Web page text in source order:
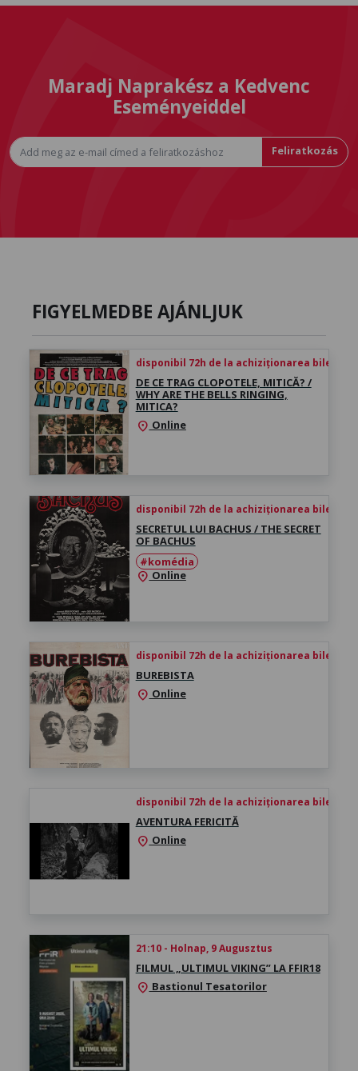
Maradj Naprakész a Kedvenc
Eseményeiddel
Feliratkozás
FIGYELMEDBE AJÁNLJUK
disponibil 72h de la achiziționarea biletului
DE CE TRAG CLOPOTELE, MITICĂ? /
WHY ARE THE BELLS RINGING,
MITICA?
location_on Online
disponibil 72h de la achiziționarea biletului
SECRETUL LUI BACHUS / THE SECRET
OF BACHUS
#komédia
location_on Online
disponibil 72h de la achiziționarea biletului
BUREBISTA
location_on Online
disponibil 72h de la achiziționarea biletului
AVENTURA FERICITĂ
location_on Online
21:10 - Holnap, 9 Augusztus
FILMUL „ULTIMUL VIKING” LA FFIR18
location_on Bastionul Tesatorilor